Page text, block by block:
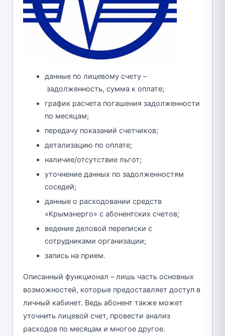
данные по лицевому счету –
задолженность, сумма к оплате;
график расчета погашения задолженности
по месяцам;
передачу показаний счетчиков;
детализацию по оплате;
наличие/отсутствие льгот;
уточнение данных по задолженностям
соседей;
данные о расходовании средств
«Крымэнерго» с абонентских счетов;
ведение деловой переписки с
сотрудниками организации;
запись на прием.
Описанный функционал – лишь часть основных
возможностей, которые предоставляет доступ в
личный кабинет. Ведь абонент также может
уточнить лицевой счет, провести анализ
расходов по месяцам и многое другое.